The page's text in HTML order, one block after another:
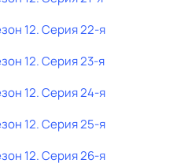
12. Серия 22-я
12. Серия 23-я
12. Серия 24-я
12. Серия 25-я
12. Серия 26-я